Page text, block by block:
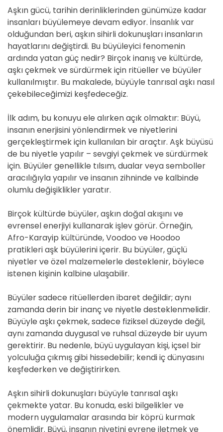
Aşkın gücü, tarihin derinliklerinden günümüze kadar
insanları büyülemeye devam ediyor. İnsanlık var
olduğundan beri, aşkın sihirli dokunuşları insanların
hayatlarını değiştirdi. Bu büyüleyici fenomenin
ardında yatan güç nedir? Birçok inanış ve kültürde,
aşkı çekmek ve sürdürmek için ritüeller ve büyüler
kullanılmıştır. Bu makalede, büyüyle tanrısal aşkı nasıl
çekebileceğimizi keşfedeceğiz.
İlk adım, bu konuyu ele alırken açık olmaktır: Büyü,
insanın enerjisini yönlendirmek ve niyetlerini
gerçekleştirmek için kullanılan bir araçtır. Aşk büyüsü
de bu niyetle yapılır – sevgiyi çekmek ve sürdürmek
için. Büyüler genellikle tılsım, dualar veya semboller
aracılığıyla yapılır ve insanın zihninde ve kalbinde
olumlu değişiklikler yaratır.
Birçok kültürde büyüler, aşkın doğal akışını ve
evrensel enerjiyi kullanarak işlev görür. Örneğin,
Afro-Karayip kültüründe, Voodoo ve Hoodoo
pratikleri aşk büyülerini içerir. Bu büyüler, güçlü
niyetler ve özel malzemelerle desteklenir, böylece
istenen kişinin kalbine ulaşabilir.
Büyüler sadece ritüellerden ibaret değildir; aynı
zamanda derin bir inanç ve niyetle desteklenmelidir.
Büyüyle aşkı çekmek, sadece fiziksel düzeyde değil,
aynı zamanda duygusal ve ruhsal düzeyde bir uyum
gerektirir. Bu nedenle, büyü uygulayan kişi, içsel bir
yolculuğa çıkmış gibi hissedebilir; kendi iç dünyasını
keşfederken ve değiştirirken.
Aşkın sihirli dokunuşları büyüyle tanrısal aşkı
çekmekte yatar. Bu konuda, eski bilgelikler ve
modern uygulamalar arasında bir köprü kurmak
önemlidir. Büyü, insanın niyetini evrene iletmek ve